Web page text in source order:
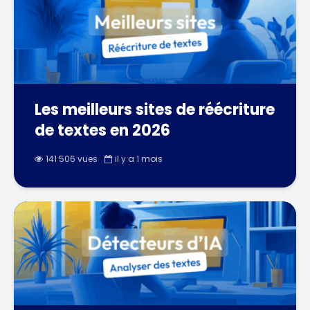
Les meilleurs sites de réécriture
de textes en 2026
141 506 vues il y a 1 mois